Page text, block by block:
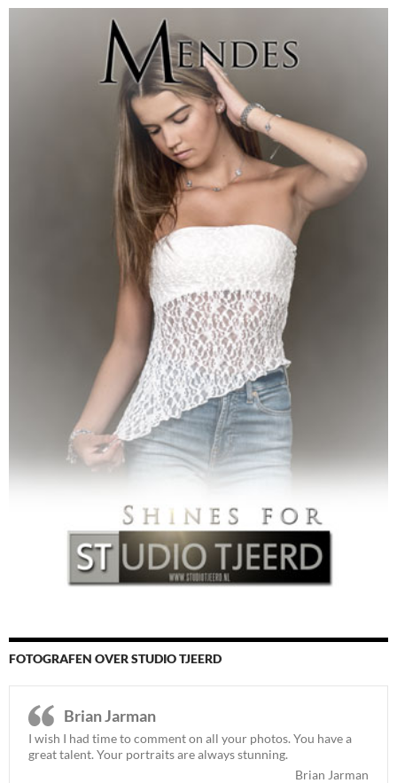
FOTOGRAFEN OVER STUDIO TJEERD
Brian Jarman
I wish I had time to comment on all your photos. You have a
great talent. Your portraits are always stunning.
Brian Jarman